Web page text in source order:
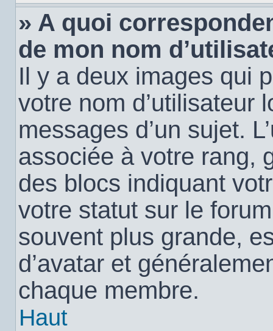
» A quoi
de mon nom
Il y a deux images qui
votre nom d’utilisateur
messages d’un sujet.
associée à votre rang,
des blocs indiquant
votre statut sur le
souvent plus grande,
d’avatar et
chaque membre.
Haut